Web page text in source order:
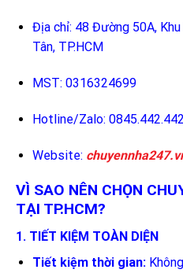
Địa chỉ: 48 Đường 50A, Khu
Tân, TP.HCM
MST: 0316324699
Hotline/Zalo:
Website:
VÌ SAO NÊN CHỌN
TẠI TP.HCM?
1. TIẾT KIỆM TOÀN DIỆN
Tiết kiệm thời gian: